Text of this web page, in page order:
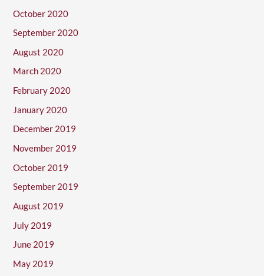
October 2020
September 2020
August 2020
March 2020
February 2020
January 2020
December 2019
November 2019
October 2019
September 2019
August 2019
July 2019
June 2019
May 2019